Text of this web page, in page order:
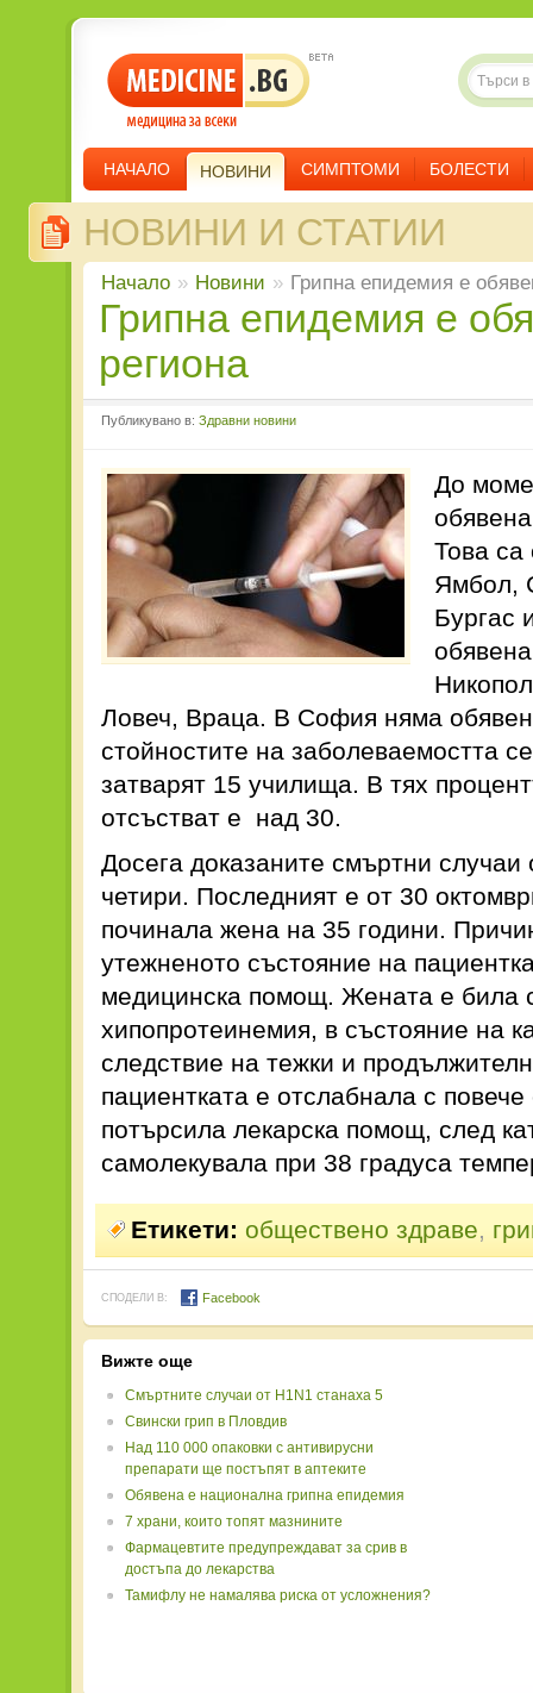
НАЧАЛО НОВИНИ СИМПТОМИ БОЛЕСТИ
НОВИНИ И СТАТИИ
Начало » Новини » Грипна епидемия е
Грипна епидемия е обявена в 12
региона
Публикувано в: Здравни новини
До
Това са
Ямбол,
Бургас
Ловеч, Враца. В София няма
стойностите на заболеваемостта
затварят 15 училища. В тях
отсъстват е над 30.
Досега доказаните смъртни случаи
четири. Последният е от 30
починала жена на 35 години.
утежненото състояние на
медицинска помощ. Жената е била
хипопротеинемия, в състояние на
следствие на тежки и
пациентката е отслабнала с
потърсила лекарска помощ, след
самолекувала при 38 градуса
Етикети: обществено здраве,
СПОДЕЛИ В: Facebook
Вижте още
Смъртните случаи от H1N1 станаха 5
Свински грип в Пловдив
Над 110 000 опаковки с антивирусни
препарати ще постъпят в аптеките
Обявена е национална грипна епидемия
7 храни, които топят мазнините
Фармацевтите предупреждават за срив в
достъпа до лекарства
Тамифлу не намалява риска от усложнения?